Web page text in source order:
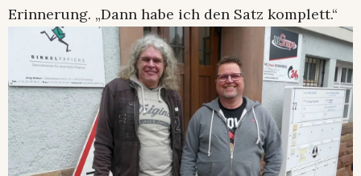
Erinnerung. „Dann habe ich den Satz komplett.“